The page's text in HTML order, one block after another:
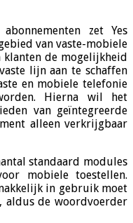
zet Yes
van vaste-mobiele
de mogelijkheid
lijn aan te schaffen
en mobiele telefonie
Hierna wil het
van geïntegreerde
alleen verkrijgbaar
standaard modules
mobiele toestellen.
in gebruik moet
aldus de woordvoerder